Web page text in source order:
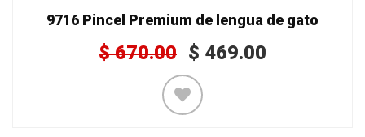
9716 Pincel Premium de lengua de gato
$670.00 $ 469.00